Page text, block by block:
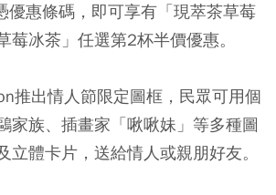
優惠條碼，即可享有「現萃茶草莓
莓冰茶」任選第2杯半價優惠。
推出情人節限定圖框，民眾可用個
家族、插畫家「啾啾妹」等多種圖
立體卡片，送給情人或親朋好友。